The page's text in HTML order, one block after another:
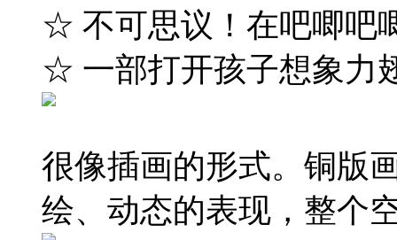
☆ 不可思议！在吧唧吧
☆ 一部打开孩子想象力
很像插画的形式。铜版
绘、动态的表现，整个